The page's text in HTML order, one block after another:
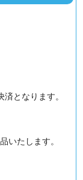
となります。
いたします。